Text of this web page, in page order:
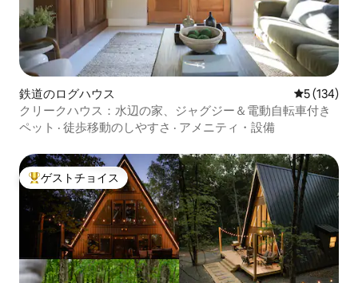
鉄道のログハウス レビュー
5 (134)
クリークハウス：水辺の家、ジャグジー＆電動自転車付き
ペット · 徒歩移動のしやすさ · アメニティ・設備
大好評のゲストチョイスです。
ゲストチョイス